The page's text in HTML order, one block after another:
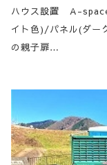
ハウス設置 A-
イト色)/パネル(ダ
の親子扉…